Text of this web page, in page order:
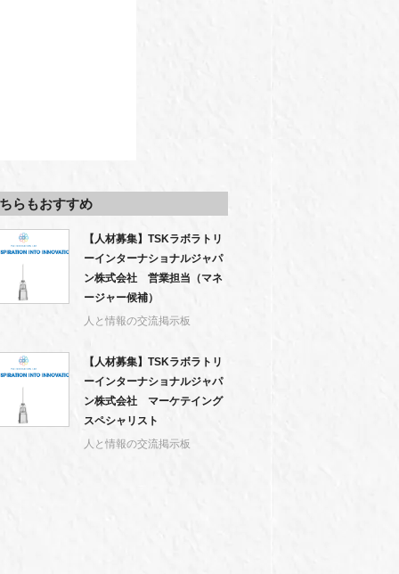
らもおすすめ
【人材募集】TSKラボラトリ
ーインターナショナルジャパ
ン株式会社 営業担当（マネ
ージャー候補）
人と情報の交流掲示板
【人材募集】TSKラボラトリ
ーインターナショナルジャパ
ン株式会社 マーケテイング
スペシャリスト
人と情報の交流掲示板